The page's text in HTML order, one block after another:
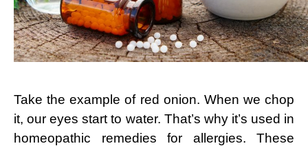
Take the example of red onion. When we chop
it, our eyes start to water. That’s why it’s used in
homeopathic remedies for allergies. These